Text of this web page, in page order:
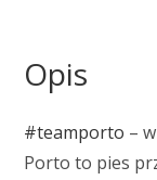
Opis
#teamporto –
Porto to pies